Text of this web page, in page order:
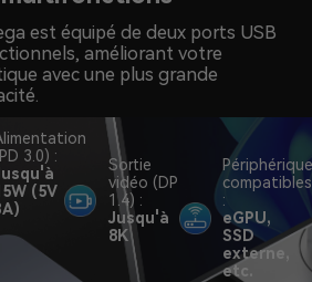
est équipé de deux ports USB
améliorant votre
avec une plus grande
3.0) :
(5V
Sortie
vidéo (DP
1.4) :
Jusqu'à
8K
compatibles
:
eGPU,
SSD
externe,
etc.